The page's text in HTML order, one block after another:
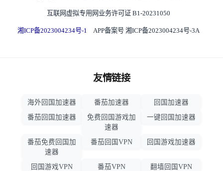
互联网虚拟专用网业务许可证 B1-20231050
湘ICP备2023004234号-1 APP备案号 湘ICP备2023004234号-3A
友情链接
海外回国加速器 番茄加速器
回国加速器
番茄回国加速器
免费回国游戏加
速器
一键回国加速器
番茄免费回国加
速器
番茄回国VPN 回国游戏加速器
回国游戏VPN 番茄VPN
翻墙回国VPN